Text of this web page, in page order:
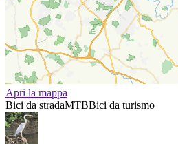
Apri la mappa
Bici da stradaMTBBici da turismo